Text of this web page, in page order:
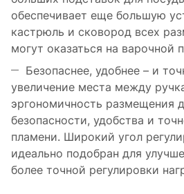
обеспечивает еще большую
кастрюль и сковород всех
могут оказаться на варочной
Безопаснее, удобнее – и
увеличение места между
эргономичность размещения
безопасности, удобства и
пламени. Широкий угол
идеально подобран для
более точной регулировки